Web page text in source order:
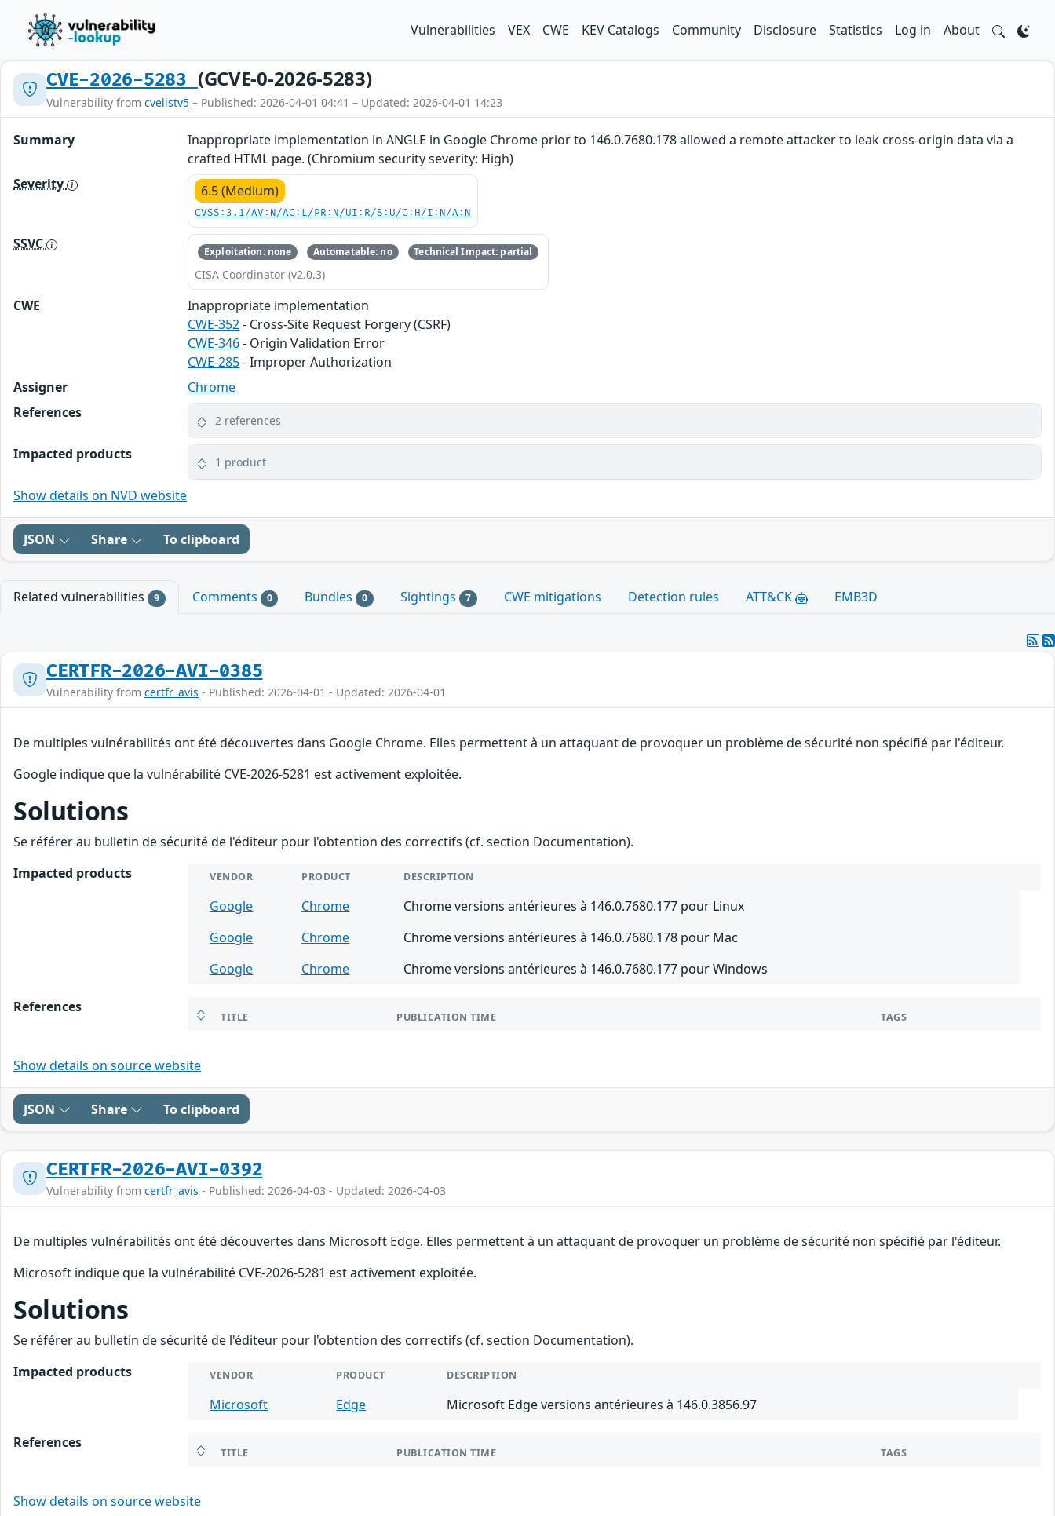
Vulnerabilities VEX CWE KEV Catalogs Community Disclosure Statistics Log in About
CVE-2026-5283 (GCVE-0-2026-5283)
Vulnerability from cvelistv5 – Published: 2026-04-01 04:41 – Updated: 2026-04-01 14:23
Summary
Inappropriate implementation in ANGLE in Google Chrome prior to 146.0.7680.178 allowed a remote attacker to leak cross-origin data via a
crafted HTML page. (Chromium security severity: High)
Severity
6.5 (Medium)
CVSS:3.1/AV:N/AC:L/PR:N/UI:R/S:U/C:H/I:N/A:N
SSVC Exploitation: none Automatable: no Technical Impact: partial
CISA Coordinator (v2.0.3)
CWE
Inappropriate implementation
CWE-352- Cross-Site Request Forgery (CSRF)
CWE-346- Origin Validation Error
CWE-285- Improper Authorization
Assigner
Chrome
References
2 references
Impacted products 1 product
Show details on NVD website
JSON Share To clipboard
Related vulnerabilities 9 Comments 0 Bundles 0 Sightings 7 CWE mitigations Detection rules ATT&CK EMB3D
CERTFR-2026-AVI-0385
Vulnerability from certfr_avis - Published: 2026-04-01 - Updated: 2026-04-01
De multiples vulnérabilités ont été découvertes dans Google Chrome. Elles permettent à un attaquant de provoquer un problème de sécurité non spécifié par l'éditeur.
Google indique que la vulnérabilité CVE-2026-5281 est activement exploitée.
Solutions
Se référer au bulletin de sécurité de l'éditeur pour l'obtention des correctifs (cf. section Documentation).
Impacted products
VENDOR PRODUCT DESCRIPTION
Google Chrome
Chrome versions antérieures à 146.0.7680.177 pour Linux
Google
Chrome
Chrome versions antérieures à 146.0.7680.178 pour Mac
Google
Chrome Chrome versions antérieures à 146.0.7680.177 pour Windows
References
TITLE PUBLICATION TIME TAGS
Show details on source website
JSON Share To clipboard
CERTFR-2026-AVI-0392
Vulnerability from certfr_avis - Published: 2026-04-03 - Updated: 2026-04-03
De multiples vulnérabilités ont été découvertes dans Microsoft Edge. Elles permettent à un attaquant de provoquer un problème de sécurité non spécifié par l'éditeur.
Microsoft indique que la vulnérabilité CVE-2026-5281 est activement exploitée.
Solutions
Se référer au bulletin de sécurité de l'éditeur pour l'obtention des correctifs (cf. section Documentation).
Impacted products
VENDOR PRODUCT DESCRIPTION
Microsoft Edge Microsoft Edge versions antérieures à 146.0.3856.97
References
TITLE PUBLICATION TIME TAGS
Show details on source website